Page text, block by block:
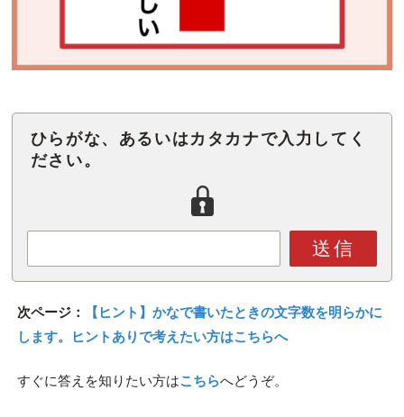
ひらがな、あるいはカタカナで入力してく
ださい。
送信
次ページ：
【ヒント】かなで書いたときの文字数を明らかに
します。ヒントありで考えたい方はこちらへ
すぐに答えを知りたい方はこちらへどうぞ。